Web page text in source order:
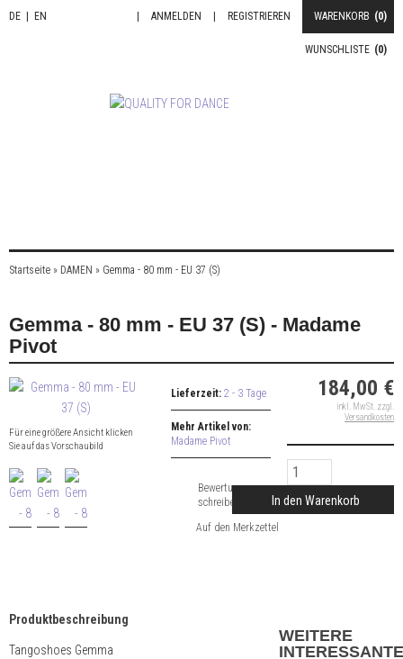
DE EN WARENKORB (0)
REGISTRIEREN
ANMELDEN
WUNSCHLISTE (0)
Startseite » DAMEN » Gemma - 80 mm - EU 37 (S)
Gemma - 80 mm - EU 37 (S) - Madame
Pivot
Für eine größere Ansicht klicken
Sie auf das Vorschaubild
Lieferzeit: 2 - 3 Tage
Mehr Artikel von:
Madame Pivot
Bewertung
schreiben
184,00 €
inkl. MwSt. zzgl.
Versandkosten
In den Warenkorb
Produktbeschreibung
Tangoshoes Gemma
WEITERE
INTERESSANTE